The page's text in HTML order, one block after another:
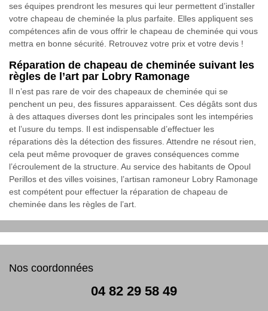
ses équipes prendront les mesures qui leur permettent d’installer
votre chapeau de cheminée la plus parfaite. Elles appliquent ses
compétences afin de vous offrir le chapeau de cheminée qui vous
mettra en bonne sécurité. Retrouvez votre prix et votre devis !
Réparation de chapeau de cheminée suivant les
règles de l’art par Lobry Ramonage
Il n’est pas rare de voir des chapeaux de cheminée qui se
penchent un peu, des fissures apparaissent. Ces dégâts sont dus
à des attaques diverses dont les principales sont les intempéries
et l’usure du temps. Il est indispensable d’effectuer les
réparations dès la détection des fissures. Attendre ne résout rien,
cela peut même provoquer de graves conséquences comme
l’écroulement de la structure. Au service des habitants de Opoul
Perillos et des villes voisines, l’artisan ramoneur Lobry Ramonage
est compétent pour effectuer la réparation de chapeau de
cheminée dans les règles de l’art.
Nos coordonnées
04 82 29 58 49